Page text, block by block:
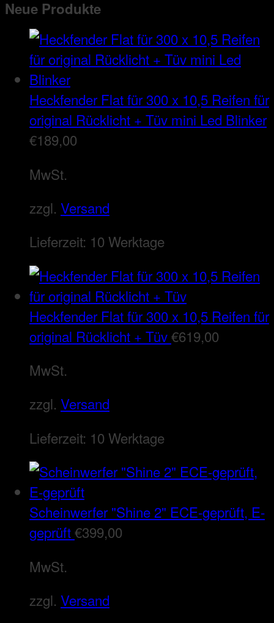
Neue Produkte
Heckfender Flat für 300 x 10,5 Reifen für
original Rücklicht + Tüv mini Led Blinker
€189,00
MwSt.
zzgl. Versand
Lieferzeit: 10 Werktage
Heckfender Flat für 300 x 10,5 Reifen für
original Rücklicht + Tüv€619,00
MwSt.
zzgl. Versand
Lieferzeit: 10 Werktage
Scheinwerfer "Shine 2" ECE-geprüft, E-
geprüft€399,00
MwSt.
zzgl. Versand